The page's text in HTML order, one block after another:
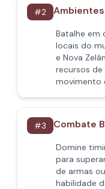
#2
Batalhe em
locais do
e Nova
recursos
movimento
#3 Combate
Domine
para
de armas
habilidade